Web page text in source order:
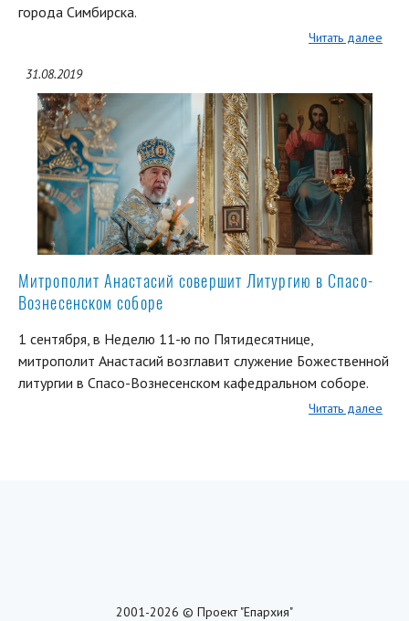
города Симбирска.
Читать далее
31.08.2019
Митрополит Анастасий совершит Литургию в Спасо-
Вознесенском соборе
1 сентября, в Неделю 11-ю по Пятидесятнице,
митрополит Анастасий возглавит служение Божественной
литургии в Спасо-Вознесенском кафедральном соборе.
Читать далее
2001-2026 © Проект "Епархия"